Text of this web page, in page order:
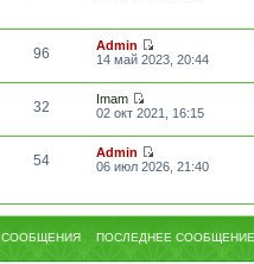
96
Admin
14 май 2023, 20:44
32
Imam
02 окт 2021, 16:15
54
Admin
06 июл 2026, 21:40
СООБЩЕНИЯ ПОСЛЕДНЕЕ СООБЩЕНИЕ